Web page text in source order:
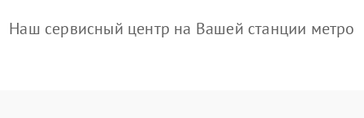
Наш сервисный центр на Вашей станции метро